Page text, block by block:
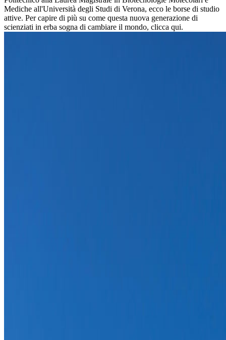
Mediche all'Università degli Studi di Verona, ecco le borse di studio
attive. Per capire di più su come questa nuova generazione di
scienziati in erba sogna di cambiare il mondo, clicca qui.